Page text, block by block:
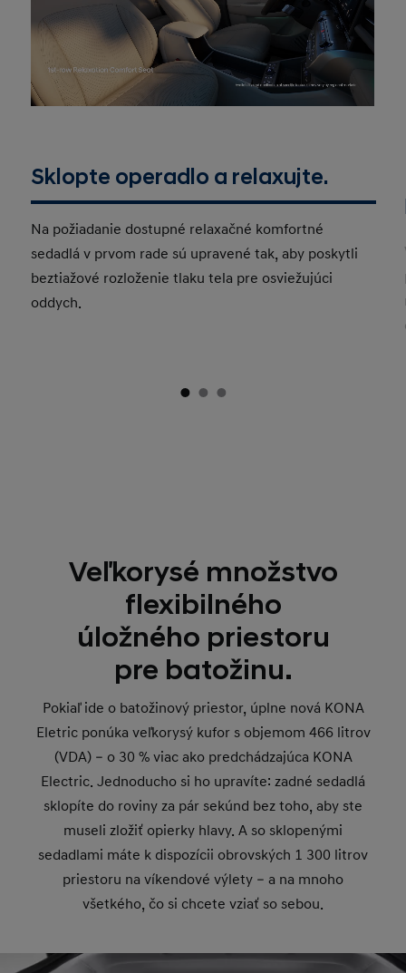
Sklopte operadlo a relaxujte.
Na požiadanie dostupné relaxačné komfortné
sedadlá v prvom rade sú upravené tak, aby poskytli
beztiažové rozloženie tlaku tela pre osviežujúci
oddych.
Veľkorysé množstvo
flexibilného
úložného priestoru
pre batožinu.
Pokiaľ ide o batožinový priestor, úplne nová KONA
Eletric ponúka veľkorysý kufor s objemom 466 litrov
(VDA) – o 30 % viac ako predchádzajúca KONA
Electric. Jednoducho si ho upravíte: zadné sedadlá
sklopíte do roviny za pár sekúnd bez toho, aby ste
museli zložiť opierky hlavy. A so sklopenými
sedadlami máte k dispozícii obrovských 1 300 litrov
priestoru na víkendové výlety – a na mnoho
všetkého, čo si chcete vziať so sebou.